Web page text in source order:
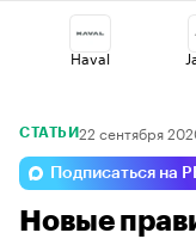
Haval
Esteo
Voyah
СТАТЬИ22 сентября
Подписаться на
Новые